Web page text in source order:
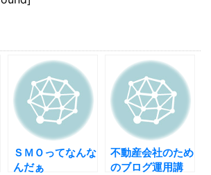
ＳＭＯってなんな
んだぁ
不動産会社のため
のブログ運用講